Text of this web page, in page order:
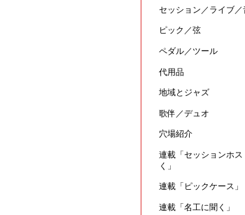
セッション／ライブ／
ピック／弦
ペダル／ツール
代用品
地域とジャズ
歌伴／デュオ
穴場紹介
連載「セッションホス
く」
連載「ピックケース」
連載「名工に聞く」